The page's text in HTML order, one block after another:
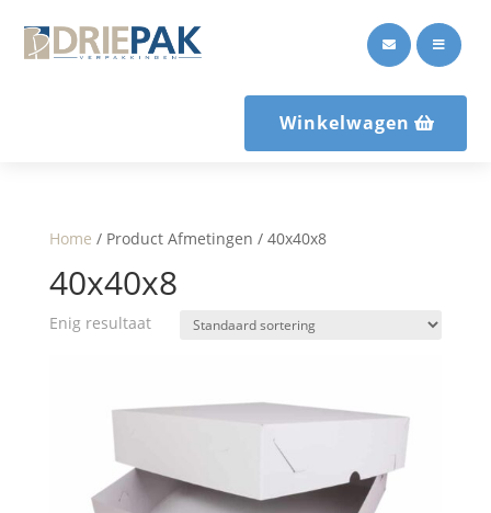
 
Winkelwagen
Home / Product Afmetingen / 40x40x8
40x40x8
Enig resultaat